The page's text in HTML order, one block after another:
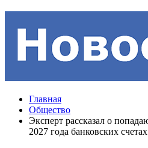
Главная
Общество
Эксперт рассказал о
2027 года банковских счетах